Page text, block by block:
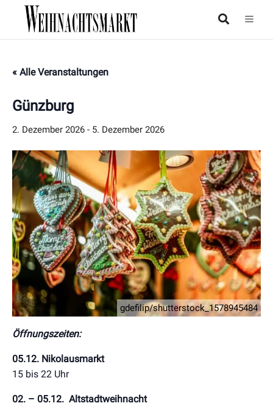
« Alle Veranstaltungen
Günzburg
2. Dezember 2026 - 5. Dezember 2026
gdefilip/shutterstock_1578945484
Öffnungszeiten:
05.12. Nikolausmarkt
15 bis 22 Uhr
02. – 05.12. Altstadtweihnacht